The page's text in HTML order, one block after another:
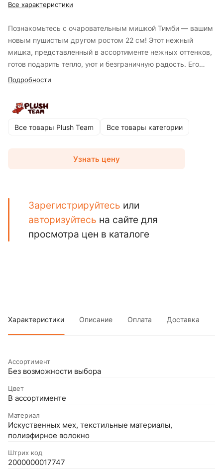
Все характеристики
Познакомьтесь с очаровательным мишкой Тимби — вашим
новым пушистым другом ростом 22 см! Этот нежный
мишка, представленный в ассортименте нежных оттенков,
готов подарить тепло, уют и безграничную радость. Его
мягкая, приятная на ощупь шерстка и милая мордочка
гипоаллергенных материалов, что делает его абсолютно
безопасным для детей любого возраста. Благодаря своим
украшением детской комнаты. Выберите своего любимого
чтобы сделать обычный день немного волшебнее!
Подробности
Все товары Plush Team Все товары категории
Узнать цену
Зарегистрируйтесь или
авторизуйтесь на сайте для
просмотра цен в каталоге
Характеристики Описание Оплата Доставка
Ассортимент
Без возможности выбора
Цвет
В ассортименте
Материал
Искуственных мех, текстильные материалы,
полиэфирное волокно
Штрих код
2000000017747